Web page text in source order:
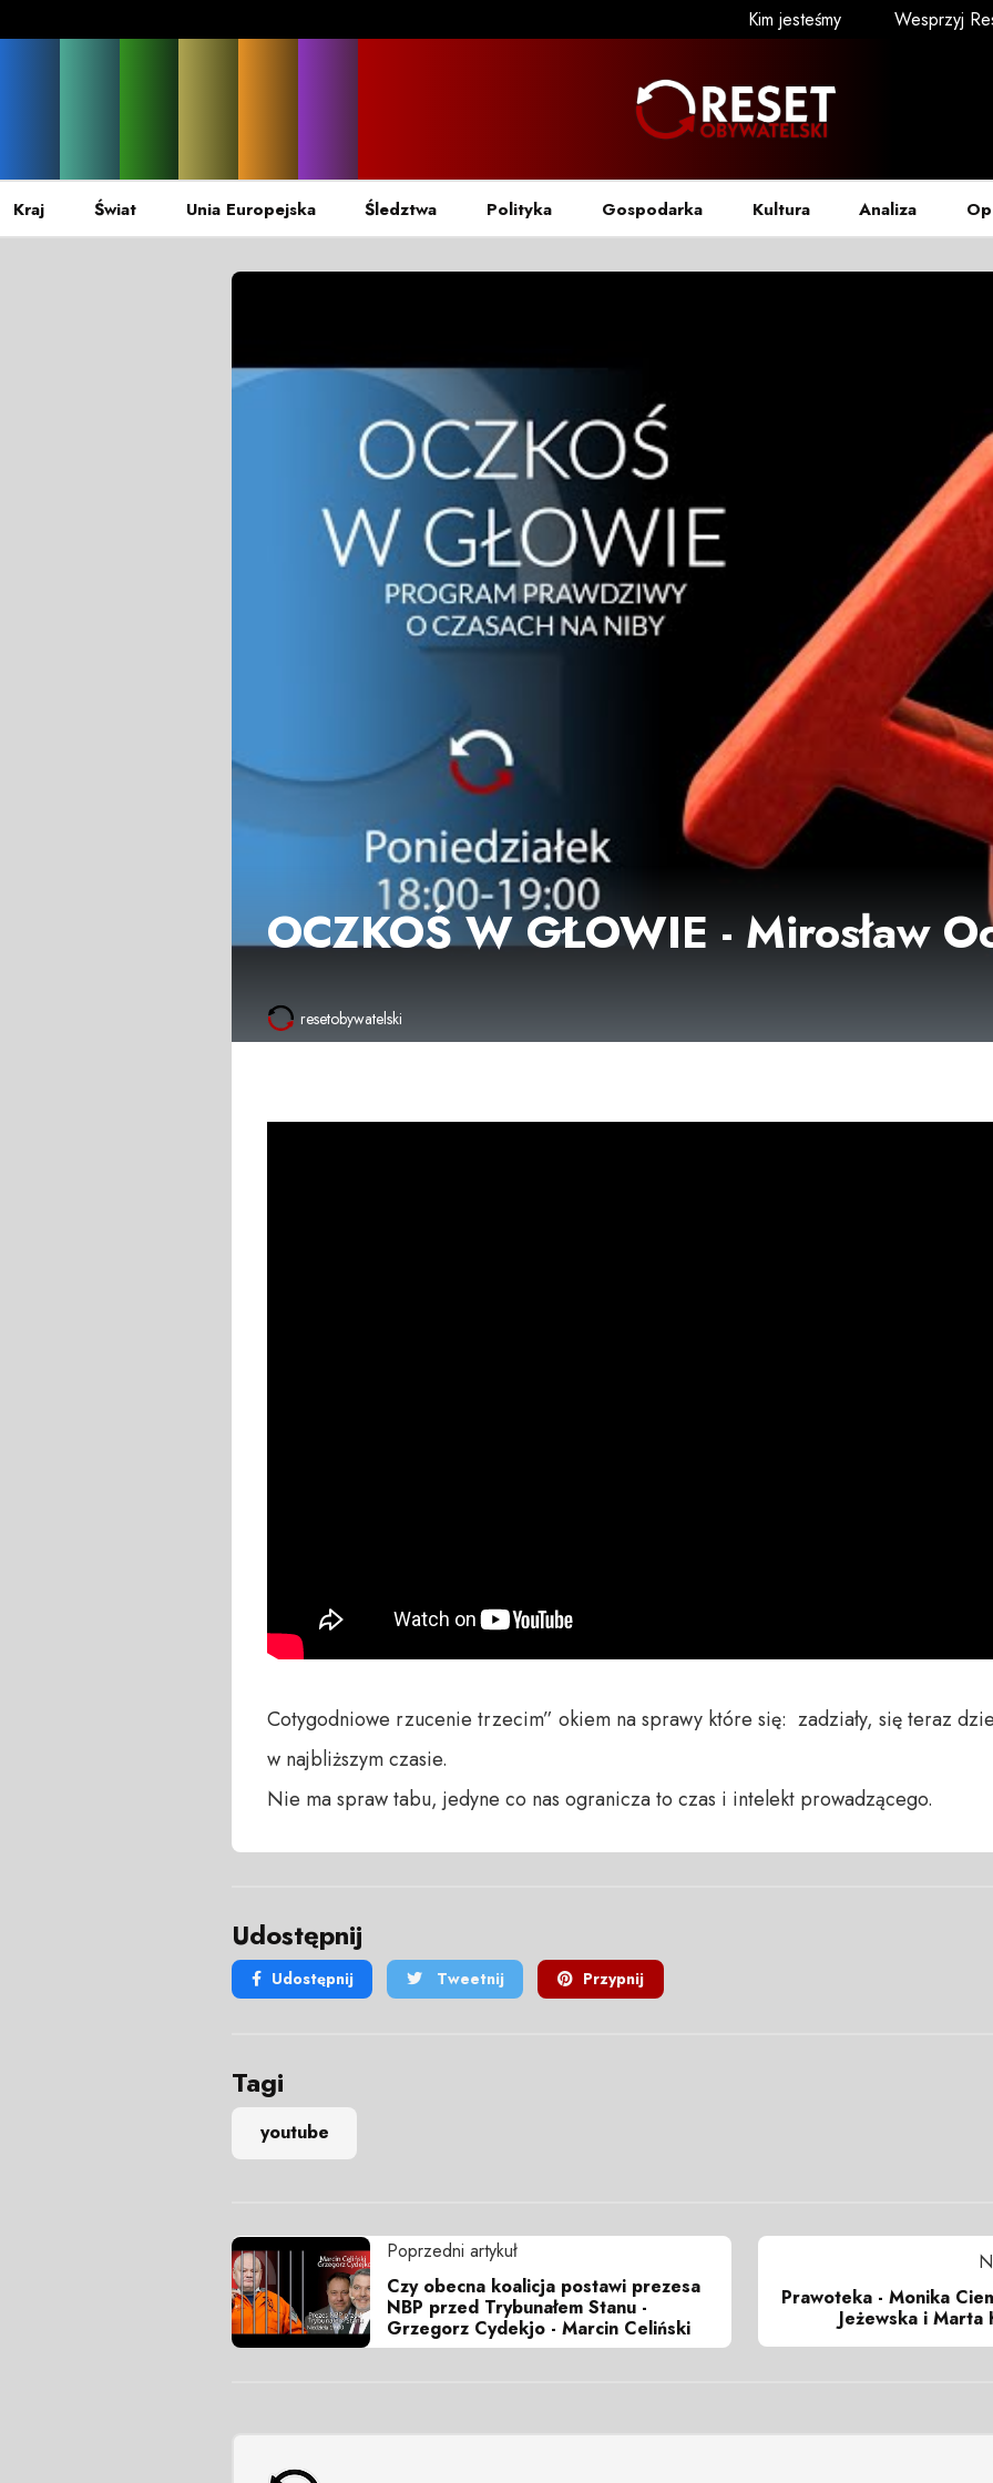
Kim jesteśmy Wesprzyj
Kraj Świat Unia Europejska Śledztwa Polityka Gospodarka Kultura Analiza
OCZKOŚ W GŁOWIE - Mirosław
resetobywatelski
Cotygodniowe rzucenie trzecim” okiem na sprawy które się:  zadziały, się teraz
w najbliższym czasie.
Nie ma spraw tabu, jedyne co nas ogranicza to czas i intelekt prowadzącego.
Udostępnij
Udostępnij Tweetnij Przypnij
Tagi
youtube
Poprzedni artykuł
Czy obecna koalicja postawi prezesa
NBP przed Trybunałem Stanu -
Grzegorz Cydekjo - Marcin Celiński
Prawoteka - Monika
Jeżewska i Marta